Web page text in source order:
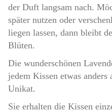
der Duft langsam nach.
später nutzen oder
liegen lassen, dann bleibt
Blüten.
Die wunderschönen
jedem Kissen etwas
Unikat.
Sie erhalten die Kissen